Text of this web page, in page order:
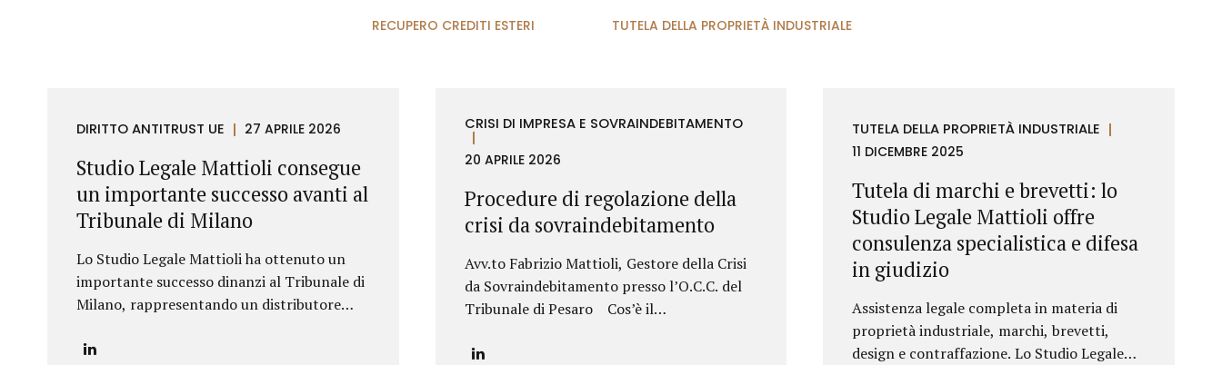
RECUPERO CREDITI ESTERI TUTELA DELLA PROPRIETÀ INDUSTRIALE
DIRITTO ANTITRUST UE 27 APRILE 2026
Studio Legale Mattioli consegue
un importante successo avanti al
Tribunale di Milano
Lo Studio Legale Mattioli ha ottenuto un
importante successo dinanzi al Tribunale di
Milano, rappresentando un distributore
complesso contenzioso promosso contro
CRISI DI IMPRESA E SOVRAINDEBITAMENTO
20 APRILE 2026
Procedure di regolazione della
crisi da sovraindebitamento
Avv.to Fabrizio Mattioli, Gestore della Crisi
da Sovraindebitamento presso l’O.C.C. del
Tribunale di Pesaro Cos’è il
rappresenta una condizione sempre più
TUTELA DELLA PROPRIETÀ INDUSTRIALE
11 DICEMBRE 2025
Tutela di marchi e brevetti: lo
Studio Legale Mattioli offre
consulenza specialistica e difesa
in giudizio
Assistenza legale completa in materia di
proprietà industriale, marchi, brevetti,
design e contraffazione. Lo Studio Legale